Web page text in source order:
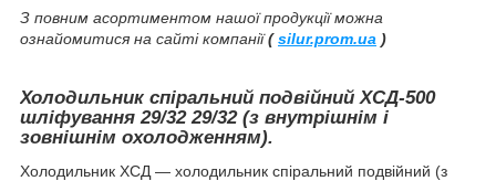
З повним асортиментом нашої продукції можна
ознайомитися на сайті компанії(silur.prom.ua )
Холодильник спіральний подвійний ХСД-500
шліфування 29/32 29/32 (з внутрішнім і
зовнішнім охолодженням).
Холодильник ХСД — холодильник спіральний подвійний (з